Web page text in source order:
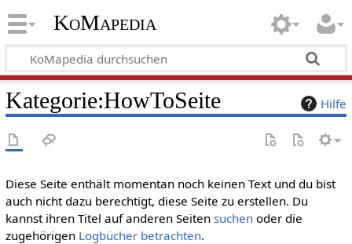
KoMapedia
Hilfe
Kategorie:HowToSeite
Diese Seite enthält momentan noch keinen Text und du bist
auch nicht dazu berechtigt, diese Seite zu erstellen. Du
kannst ihren Titel auf anderen Seiten suchenoder die
zugehörigen Logbücher betrachten.